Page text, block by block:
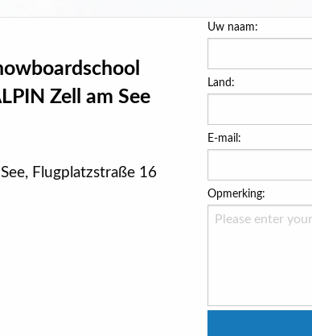
Zell am See
Flugplatzstraße 16
Uw naam:
Land:
E-mail:
Opmerking: